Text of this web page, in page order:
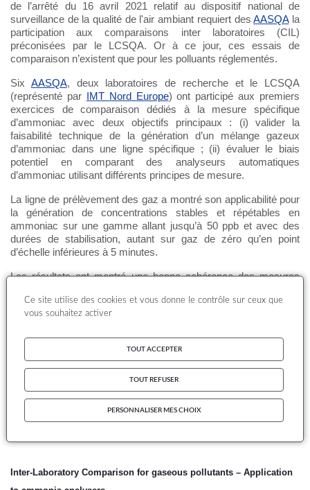
de l’arrêté du 16 avril 2021 relatif au dispositif national de
surveillance de la qualité de l'air ambiant requiert desAASQAla
participation aux comparaisons inter laboratoires (CIL)
préconisées par le LCSQA. Or à ce jour, ces essais de
comparaison n’existent que pour les polluants réglementés.
Six AASQA, deux laboratoires de recherche et le LCSQA
(représenté par
IMT Nord Europe) ont participé aux premiers
exercices de comparaison dédiés à la mesure spécifique
d’ammoniac avec deux objectifs principaux : (i) valider la
faisabilité technique de la génération d’un mélange gazeux
d’ammoniac dans une ligne spécifique ; (ii) évaluer le biais
potentiel en comparant des analyseurs automatiques
d’ammoniac utilisant différents principes de mesure.
La ligne de prélèvement des gaz a montré son applicabilité pour
la génération de concentrations stables et répétables en
ammoniac sur une gamme allant jusqu’à 50 ppb et avec des
durées de stabilisation, autant sur gaz de zéro qu’en point
d’échelle inférieures à 5 minutes.
Les résultats ont montré une bonne cohérence des mesures
matrice synthétique générée avec de l’ammoniac dilué dans de
l’air sec que sur les mesures réalisées directement en
de 25%). Par ailleurs, certaines technologies semblent plus à
même de suivre les variations de la dynamique temporelle des
concentrations et d’atteindre des limites de détection inférieures
à 0,50 ppb avec des répétabilités de mesure meilleures que 1%.
Inter-Laboratory Comparison for gaseous pollutants – Application
Ce site utilise des cookies et vous donne le contrôle sur ceux que
vous souhaitez activer
TOUT ACCEPTER
TOUT REFUSER
PERSONNALISER MES CHOIX